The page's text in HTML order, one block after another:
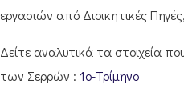
εργασιών από Διοικητικές
Δείτε αναλυτικά τα στοιχεία
των Σερρών : 1ο-Τρίμηνο